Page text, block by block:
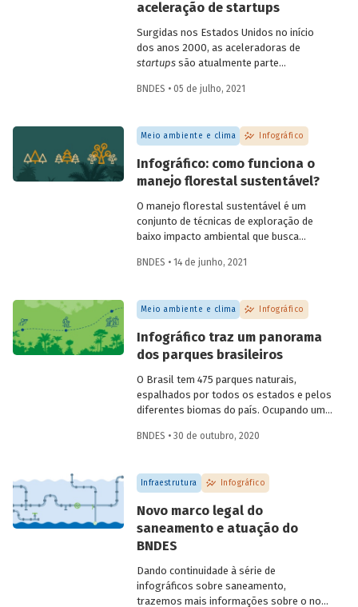
aceleração de startups
Surgidas nos Estados Unidos no início
dos anos 2000, as aceleradoras de
startupssão atualmente parte
empreendedorismo. Com diferentes
programas de aceleração contribuem
para ajudarstartupse empreendedores,
em diferentes estágios de
desenvolvimento, a construir e consolidar
seus negócios. Entenda tudo sobre como
eles funcionam no infográfico que
preparamos.
BNDES • 05 de julho, 2021
Meio ambiente e clima Infográfico
Infográfico: como funciona o
manejo florestal sustentável?
O manejo florestal sustentável é um
conjunto de técnicas de exploração de
baixo impacto ambiental que busca
mantendo-a em pé e contribuindo para a
produtividade, capacidade de regeneração
e demais funções ecológicas, econômicas
e sociais. Confira o infográfico que
preparamos para explicar como isso
funciona.
BNDES • 14 de junho, 2021
Meio ambiente e clima Infográfico
Infográfico traz um panorama
dos parques brasileiros
O Brasil tem 475 parques naturais,
espalhados por todos os estados e pelos
diferentes biomas do país. Ocupando uma
são unidades de conservação destinadas
de grande relevância ecológica e beleza
cênica. Preparamos um infográfico para
características dos parques brasileiros e
entender como eles podem contribuir
para conciliar preservação ambiental e
BNDES • 30 de outubro, 2020
Infraestrutura Infográfico
Novo marco legal do
saneamento e atuação do
BNDES
Dando continuidade à série de
infográficos sobre saneamento,
trazemos mais informações sobre o novo